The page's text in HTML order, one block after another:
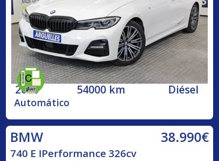
2020 54000 km Diésel
Automático
BMW 38.990€
740 E IPerformance 326cv